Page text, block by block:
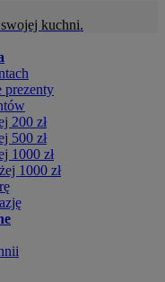
kuchni.
prezenty
200 zł
500 zł
1000 zł
1000 zł